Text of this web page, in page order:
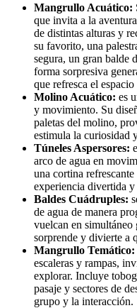
Mangrullo Acuático:
que invita a la
de distintas alturas y
su favorito, una
segura, un gran balde
forma sorpresiva
que refresca el
Molino Acuático: es
y movimiento. Su
paletas del molino,
estimula la curiosidad
Túneles Aspersores:
arco de agua en
una cortina
experiencia divertida y
Baldes Cuádruples:
de agua de manera
vuelcan en simultáneo
sorprende y divierte a
Mangrullo Temático:
escaleras y rampas,
explorar. Incluye
pasaje y sectores de
grupo y la interacción.